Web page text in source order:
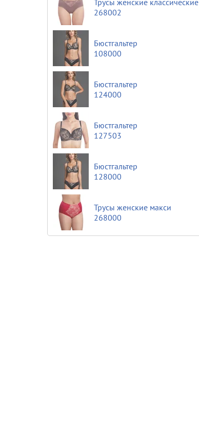
Трусы женские классические
268002
Бюстгальтер
108000
Бюстгальтер
124000
Бюстгальтер
127503
Бюстгальтер
128000
Трусы женские макси
268000